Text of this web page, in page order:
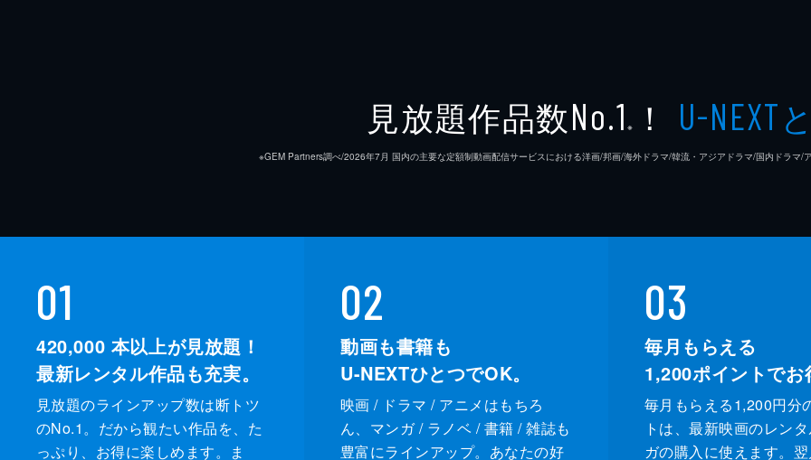
見放題作品数No.1 ※ ！ U-NEXT
※GEM Partners調べ/2026年7⽉ 国内の主要な定額制動画配信サービスにおける洋画/邦画/海外ドラマ/韓流・アジアドラマ/国内ドラマ/
01
420,000 本以上が見放題！
最新レンタル作品も充実。
見放題のラインアップ数は断トツ
のNo.1。だから観たい作品を、た
っぷり、お得に楽しめます。ま
02
動画も書籍も
U-NEXTひとつでOK。
映画 / ドラマ / アニメはもちろ
ん、マンガ / ラノベ / 書籍 / 雑誌も
豊富にラインアップ。あなたの好
03
毎月もらえる
1,200ポイントでお
毎月もらえる1,200円分
トは、最新映画のレン
ガの購入に使えます。